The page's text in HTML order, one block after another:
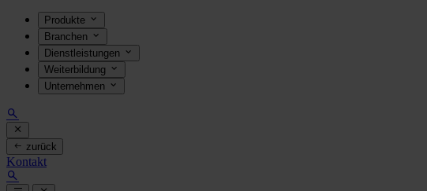
Produkte
Branchen
Dienstleistungen
Weiterbildung
Unternehmen
zurück
Kontakt